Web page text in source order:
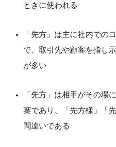
ときに使われる
「先方」は主に社内での
で、取引先や顧客を指し
が多い
「先方」は相手がその場
葉であり、「先方様」「
間違いである